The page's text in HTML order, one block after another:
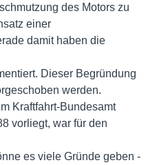
des Motors zu
einer
damit haben die
Dieser Begründung
werden.
Kraftfahrt-Bundesamt
vorliegt, war für den
es viele Gründe geben -